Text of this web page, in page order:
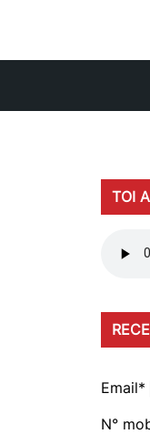
TOI
Email*
N°